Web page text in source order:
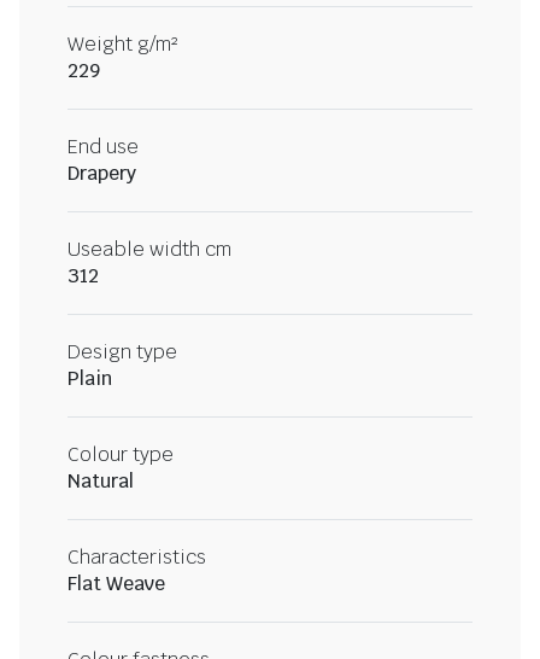
Weight g/m²
229
End use
Drapery
Useable width cm
312
Design type
Plain
Colour type
Natural
Characteristics
Flat Weave